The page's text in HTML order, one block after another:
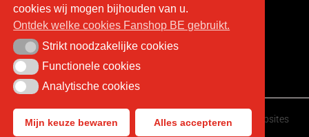
Levering
Privacy
Retourneren
Algemene voorwaarden
info@fan-shop.be
BTW BE 0879.850.673
Fan-shop.be © Copyright 2026 | Gemaakt doorHappyWebsites
cookies wij mogen bijhouden van u.
Ontdek welke cookies Fanshop BE gebruikt.
Strikt noodzakelijke cookies
Strikt noodzakelijke cookies
Functionele cookies
Functionele cookies
Analytische cookies
Analytische cookies
Mijn keuze bewaren Alles accepteren